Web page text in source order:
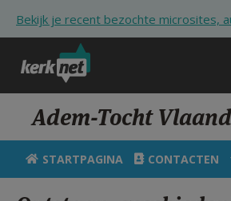
Bekijk je recent bezochte microsites,
STARTPAGINA
KERK
VIERINGEN
Adem-Tocht
STARTPAGINA CONTACTEN